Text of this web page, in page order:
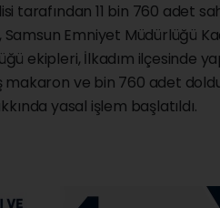
tarafından 11 bin 760 adet
Emniyet Müdürlüğü
ekipleri, İlkadım ilçesinde
ve bin 760 adet
yasal işlem başlatıldı.